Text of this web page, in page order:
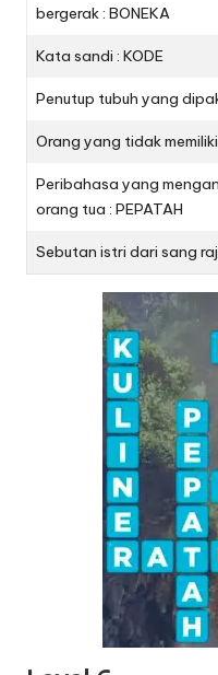
bergerak : BONEKA
Kata sandi : KODE
Penutup tubuh yang
Orang yang tidak
Peribahasa yang
orang tua : PEPATAH
Sebutan istri dari sang